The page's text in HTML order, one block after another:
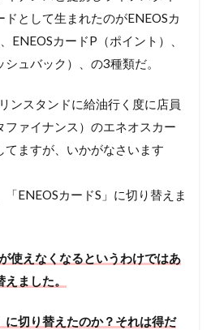
として生まれたのがENEOSカ
ENEOSカードP（ポイント）、
ュバック）、の3種類だ。
ンスタンドに給油行く度に店員
ファイナンス）のエネオスカー
てますが、いかがなさいます
ENEOSカードS」に切り替えま
使えなくなるというわけではあ
ました。
に切り替えたのか？それは得だ